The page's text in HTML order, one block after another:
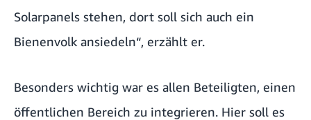
Solarpanels stehen, dort soll sich auch ein
Bienenvolk ansiedeln“, erzählt er.
Besonders wichtig war es allen Beteiligten, einen
öffentlichen Bereich zu integrieren. Hier soll es